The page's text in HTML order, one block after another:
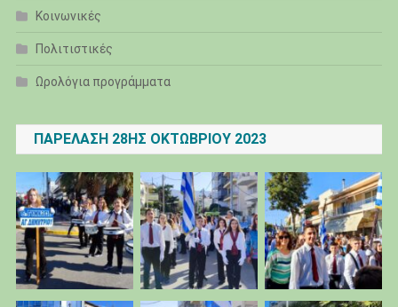
Κοινωνικές
Πολιτιστικές
Ωρολόγια προγράμματα
ΠΑΡΈΛΑΣΗ 28ΗΣ ΟΚΤΩΒΡΊΟΥ 2023